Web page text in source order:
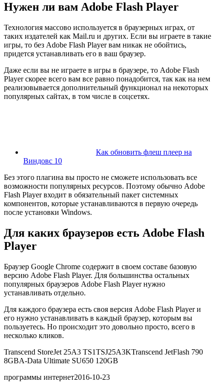
Нужен ли вам Adobe Flash Player
Технология массово используется в браузерных играх, от
таких издателей как Mail.ru и других. Если вы играете в такие
игры, то без Adobe Flash Player вам никак не обойтись,
придется устанавливать его в ваш браузер.
Даже если вы не играете в игры в браузере, то Adobe Flash
Player скорее всего вам все равно понадобится, так как на нем
реализовывается дополнительный функционал на некоторых
популярных сайтах, в том числе в соцсетях.
Как обновить флеш плеер на
Виндовс 10
Без этого плагина вы просто не сможете использовать все
возможности популярных ресурсов. Поэтому обычно Adobe
Flash Player входит в обязательный пакет системных
компонентов, которые устанавливаются в первую очередь
после установки Windows.
Для каких браузеров есть Adobe Flash
Player
Браузер Google Chrome содержит в своем составе базовую
версию Adobe Flash Player. Для большинства остальных
популярных браузеров Adobe Flash Player нужно
устанавливать отдельно.
Для каждого браузера есть своя версия Adobe Flash Player и
его нужно устанавливать в каждый браузер, которым вы
пользуетесь. Но происходит это довольно просто, всего в
несколько кликов.
Transcend StoreJet 25A3 TS1TSJ25A3KTranscend JetFlash 790
8GBA-Data Ultimate SU650 120GB
программы интернет2016-10-23